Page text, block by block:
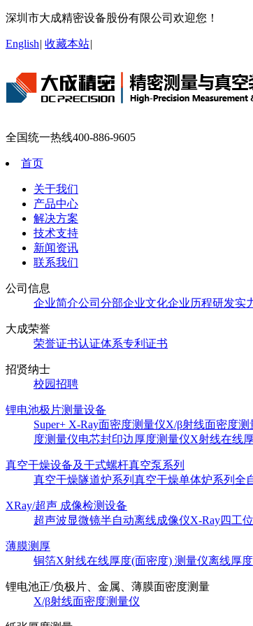
深圳市大成精密设备股份有限公司欢迎您！
English| 收藏本站|
全国统一热线400-886-9605
首页
关于我们
产品中心
解决方案
技术支持
新闻资讯
联系我们
公司信息
企业简介公司分部企业文化企业历程研发实
大成荣誉
荣誉证书认证体系专利证书
招贤纳士
校园招聘
锂电池极片测量设备
Super+ X-Ray面密度测量仪X/β射线面密度测
度测量仪电芯封印边厚度测量仪X射线在线
真空干燥设备及干式螺杆真空泵系列
真空干燥隧道炉系列 真空干燥单体炉系列 全
XRay/超声 成像检测设备
超声波显微镜半自动离线成像仪X-Ray四工
薄膜测厚
铜箔X射线在线厚度(面密度) 测量仪离线厚
锂电池正/负极片、金属、薄膜面密度测量
X/β射线面密度测量仪